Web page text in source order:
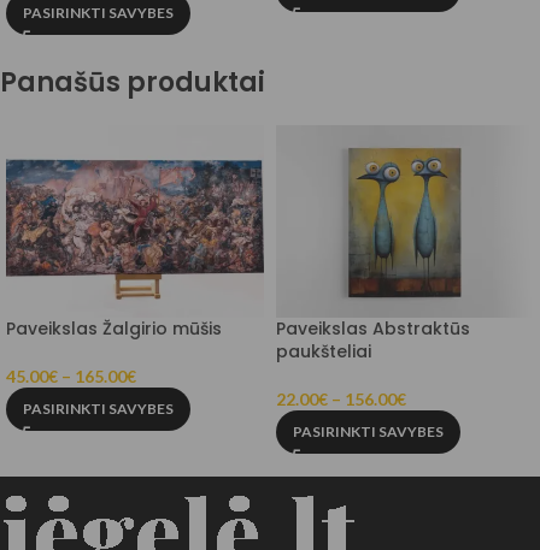
PASIRINKTI SAVYBES
Panašūs produktai
Paveikslas Žalgirio mūšis
45.00€ – 165.00€
PASIRINKTI SAVYBES
Paveikslas Abstraktūs
paukšteliai
22.00€ – 156.00€
PASIRINKTI SAVYBES